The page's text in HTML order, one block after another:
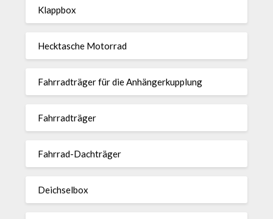
Klappbox
Heck­ta­sche Motorrad
Fahr­rad­träger für die Anhän­ger­kup­p­lung
Fahr­rad­träger
Fahrrad-Dach­träger
Deich­selbox